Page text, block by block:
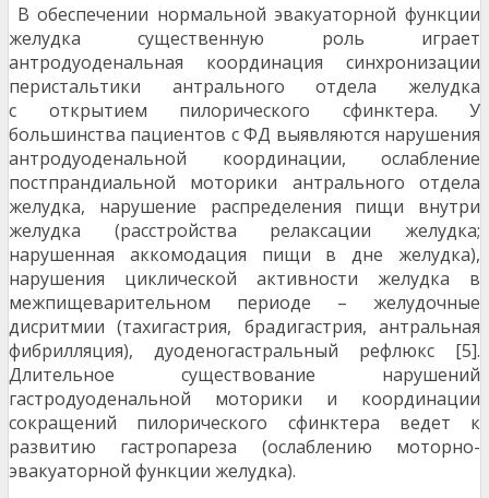
В обеспечении нормальной эвакуаторной функции
желудка существенную роль играет
антродуоденальная координация синхронизации
перистальтики антрального отдела желудка
с открытием пилорического сфинктера. У
большинства пациентов с ФД выявляются нарушения
антродуоденальной координации, ослабление
постпрандиальной моторики антрального отдела
желудка, нарушение распределения пищи внутри
желудка (расстройства релаксации желудка;
нарушенная аккомодация пищи в дне желудка),
нарушения циклической активности желудка в
межпищеварительном периоде – желудочные
дисритмии (тахигастрия, брадигастрия, антральная
фибрилляция), дуоденогастральный рефлюкс [5].
Длительное существование нарушений
гастродуоденальной моторики и координации
сокращений пилорического сфинктера ведет к
развитию гастропареза (ослаблению моторно-
эвакуаторной функции желудка).